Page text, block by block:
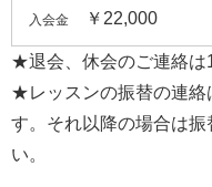
入会金 ￥22,000
★退会、休会のご連絡は
★レッスンの振替の連絡
す。それ以降の場合は
い。